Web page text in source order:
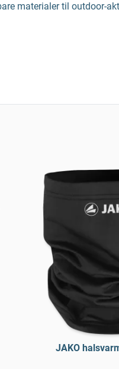
materialer til outdoor-
JAKO